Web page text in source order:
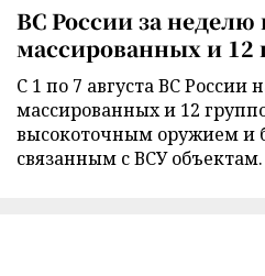
ВС России за неделю
массированных и 12
С 1 по 7 августа ВС России
массированных и 12
высокоточным оружием и
связанным с ВСУ объектам.